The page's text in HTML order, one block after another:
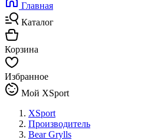
Главная
Каталог
Корзина
Избранное
Мой XSport
XSport
Производитель
Bear Grylls